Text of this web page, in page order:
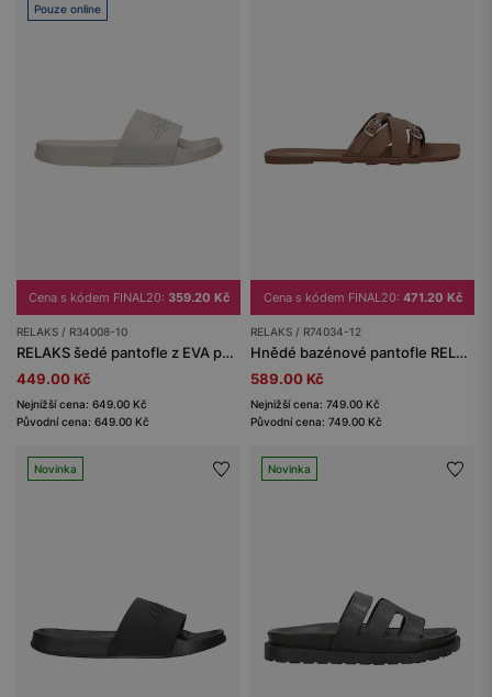
Pouze online
Cena s kódem FINAL20: 359.20 Kč
RELAKS / R34008-10
RELAKS šedé pantofle z EVA pěny
449.00 Kč
Nejnižší cena: 649.00 Kč
Původní cena: 649.00 Kč
Cena s kódem FINAL20: 471.20 Kč
RELAKS / R74034-12
Hnědé bazénové pantofle RELAKS
589.00 Kč
Nejnižší cena: 749.00 Kč
Původní cena: 749.00 Kč
Novinka Novinka